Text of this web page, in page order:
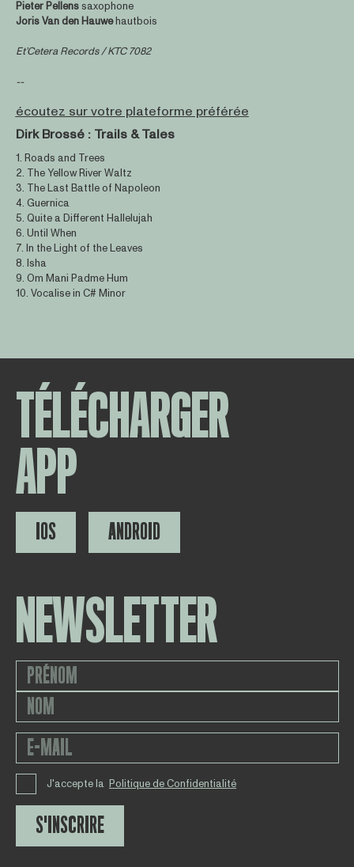
Pieter Pellenssaxophone
Joris Van den Hauwehautbois
Et’Cetera Records / KTC 7082
--
écoutez sur votre plateforme préférée
Dirk Brossé : Trails & Tales
1. Roads and Trees
2. The Yellow River Waltz
3. The Last Battle of Napoleon
4. Guernica
5. Quite a Different Hallelujah
6. Until When
7. In the Light of the Leaves
8. Isha
9. Om Mani Padme Hum
10. Vocalise in C# Minor
TÉLÉCHARGER
APP
IOS ANDROID
NEWSLETTER
J'accepte la Politique de Confidentialité
S'INSCRIRE